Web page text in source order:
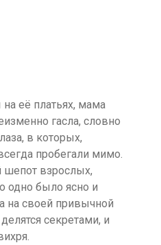
её платьях, мама
гасла, словно
в которых,
пробегали мимо.
шепот взрослых,
одно было ясно и
на своей привычной
секретами, и